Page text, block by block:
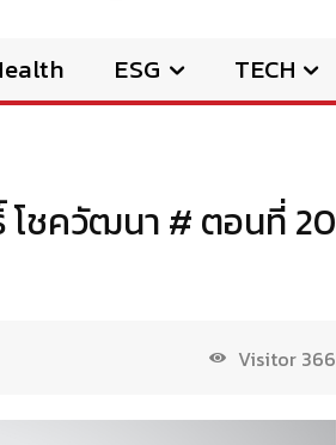
ESG TECH
โชควัฒนา # ตอนที่ 20
Visitor 366